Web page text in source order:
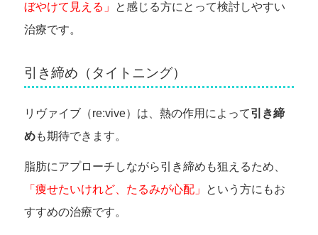
ぼやけて見える」
と感じる方にとって検討しやすい
治療です。
引き締め（タイトニング）
リヴァイブ（re:vive）は、熱の作用によって引き締
めも期待できます。
脂肪にアプローチしながら引き締めも狙えるため、
「痩せたいけれど、たるみが心配」
という方にもお
すすめの治療です。